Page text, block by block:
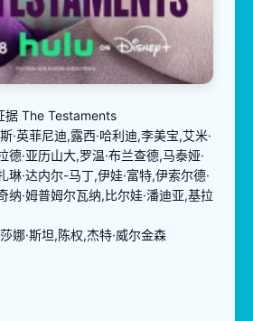
据 The Testaments
·英菲尼迪,露西·哈利迪,李美宝,艾米·
德·亚历山大,罗温·布兰查德,马泰娅·
琳·达内尔-马丁,伊娃·富特,伊索尔德·
纳·姆普姆尔瓦纳,比尔娃·潘迪亚,基拉
娜·斯坦,陈权,杰特·威尔金森